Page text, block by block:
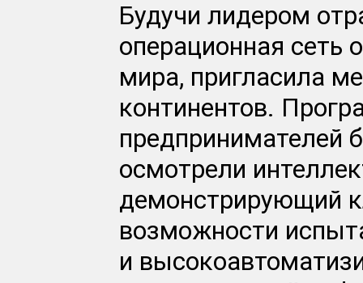
Будучи лидером
операционная сеть
мира, пригласила
континентов.
предпринимателей
осмотрели
демонстрирующий
возможности
и